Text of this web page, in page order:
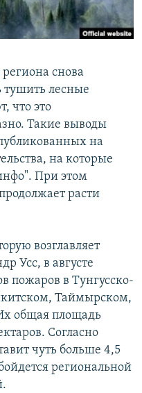
снова
тушить лесные
что это
Такие выводы
на
на которые
При этом
расти
возглавляет
Усс, в августе
пожаров в Тунгусско-
Таймырском,
общая площадь
Согласно
чуть больше 4,5
региональной